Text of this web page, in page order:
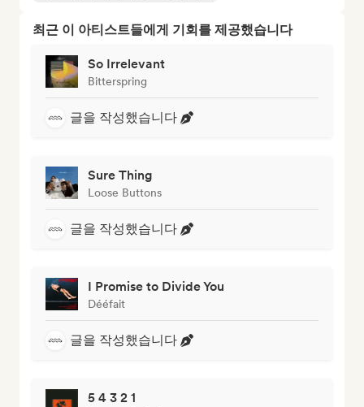
최근 이 아티스트들에게 기회를 제공했습니다
So Irrelevant
Bitterspring
글을 작성했습니다
Sure Thing
Loose Buttons
글을 작성했습니다
I Promise to Divide You
Dééfait
글을 작성했습니다
5 4 3 2 1